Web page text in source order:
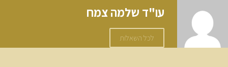
עו"ד שלמה צמח
לכל השאלות